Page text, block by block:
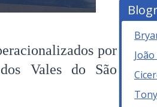
por
Vales do São